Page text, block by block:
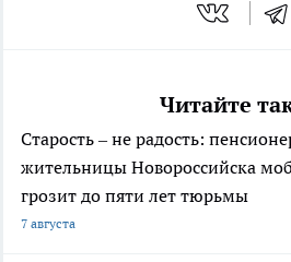
Читайте
Старость – не радость:
жительницы Новороссийска
грозит до пяти лет тюрьмы
7 августа